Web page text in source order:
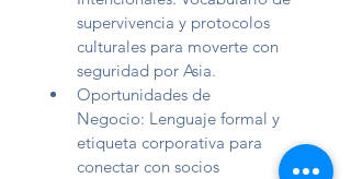
supervivencia y protocolos
culturales para moverte con
seguridad por Asia.
Oportunidades de
Negocio: Lenguaje formal y
etiqueta corporativa para
conectar con socios